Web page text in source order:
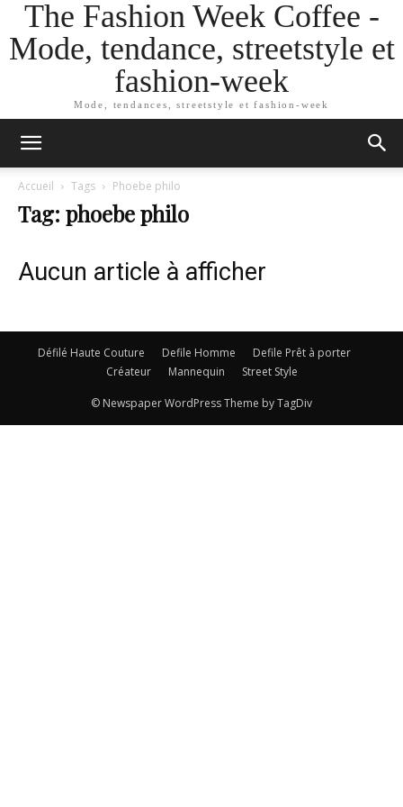
The Fashion Week Coffee -
Mode, tendance, streetstyle et
fashion-week
Mode, tendances, streetstyle et fashion-week
Accueil Tags Phoebe philo
Tag: phoebe philo
Aucun article à afficher
Défilé Haute Couture Defile Homme
Defile Prêt à porter
Créateur
Mannequin Street Style
© Newspaper WordPress Theme by TagDiv